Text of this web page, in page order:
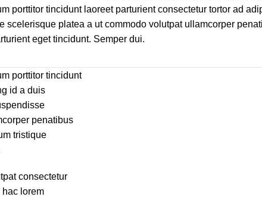
porttitor tincidunt laoreet parturient consectetur tortor ad
scelerisque platea a ut commodo volutpat ullamcorper
eget tincidunt. Semper dui.
porttitor tincidunt
id a duis
penatibus
tristique
consectetur
lorem